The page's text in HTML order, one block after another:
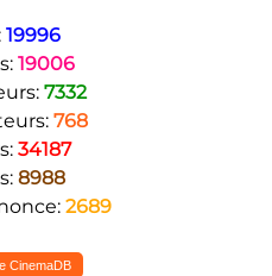
19996
19006
7332
768
34187
8988
2689
CinemaDB